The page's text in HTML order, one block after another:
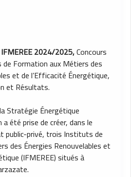
2024/2025,Concours
de Formation aux Métiers des
et de l’Efficacité Énergétique,
et Résultats.
Stratégie Énergétique
été prise de créer, dans le
public-privé, trois Instituts de
des Énergies Renouvelables et
(IFMEREE) situés à